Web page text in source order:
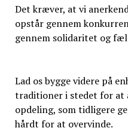
Det kræver, at vi
opstår gennem
gennem solidaritet og
Lad os bygge videre på
traditioner i stedet for at
opdeling, som tidligere
hårdt for at overvinde.